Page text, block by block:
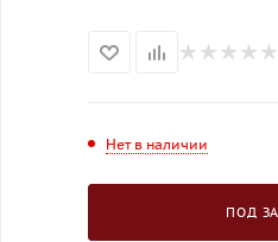
Нет в наличии
ПОД